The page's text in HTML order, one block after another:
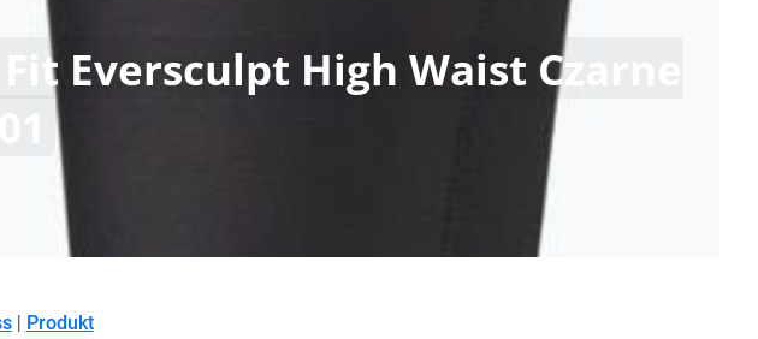
Eversculpt High Waist Czarne
| Produkt